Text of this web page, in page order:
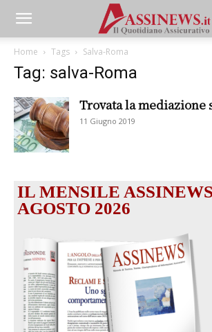
Home Tags Salva-Roma
Tag: salva-Roma
Trovata la mediazione
11 Giugno 2019
IL MENSILE
AGOSTO 2026